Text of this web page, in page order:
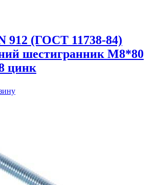
912 (ГОСТ 11738-84)
шестигранник М8*80
цинк